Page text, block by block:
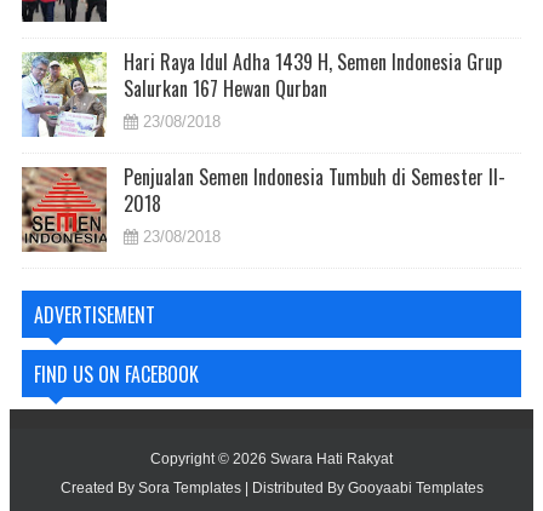
Hari Raya Idul Adha 1439 H, Semen Indonesia Grup
Salurkan 167 Hewan Qurban
23/08/2018
Penjualan Semen Indonesia Tumbuh di Semester II-
2018
23/08/2018
ADVERTISEMENT
FIND US ON FACEBOOK
Copyright © 2026 Swara Hati Rakyat
Created By Sora Templates| Distributed By Gooyaabi Templates